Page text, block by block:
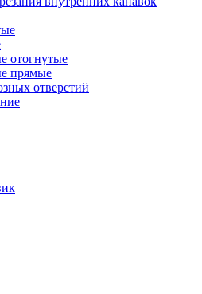
отогнутые
прямые
отверстий